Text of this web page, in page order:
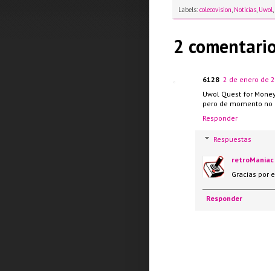
Labels: colecovision, Noticias, Uwol,
2
6128 2 de enero de
Uwol Quest for
pero de momento no
Responder
Respuestas
retroManiac
Gracias por
Responder